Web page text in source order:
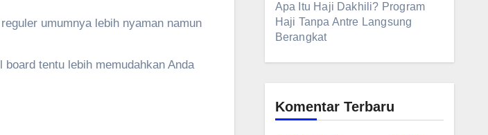
umumnya lebih nyaman namun
tentu lebih memudahkan Anda
Apa Itu Haji Dakhili? Program
Haji Tanpa Antre Langsung
Berangkat
Komentar Terbaru